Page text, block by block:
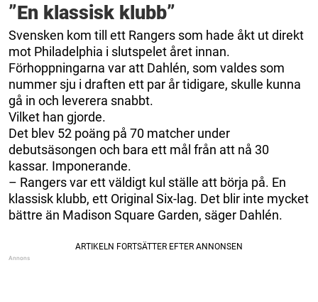
”En klassisk klubb”
Svensken kom till ett Rangers som hade åkt ut direkt
mot Philadelphia i slutspelet året innan.
Förhoppningarna var att Dahlén, som valdes som
nummer sju i draften ett par år tidigare, skulle kunna
gå in och leverera snabbt.
Vilket han gjorde.
Det blev 52 poäng på 70 matcher under
debutsäsongen och bara ett mål från att nå 30
kassar. Imponerande.
– Rangers var ett väldigt kul ställe att börja på. En
klassisk klubb, ett Original Six-lag. Det blir inte mycket
bättre än Madison Square Garden, säger Dahlén.